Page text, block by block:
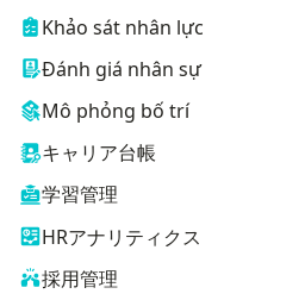
Khảo sát nhân lực
Đánh giá nhân sự
Mô phỏng bố trí
キャリア台帳
学習管理
HRアナリティクス
採用管理